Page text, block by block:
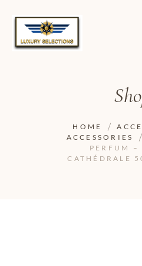
HOME
ACCESSORIES
PERFUM –
CATHÉDRALE